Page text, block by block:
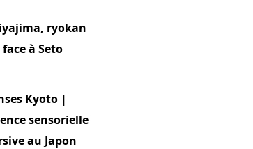
ryokan
à Seto
Kyoto |
sensorielle
au Japon